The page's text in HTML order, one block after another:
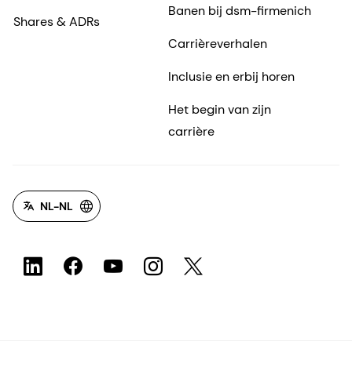
Shares & ADRs
Banen bij dsm-firmenich
Carrièreverhalen
Inclusie en erbij horen
Het begin van zijn
carrière
NL-NL